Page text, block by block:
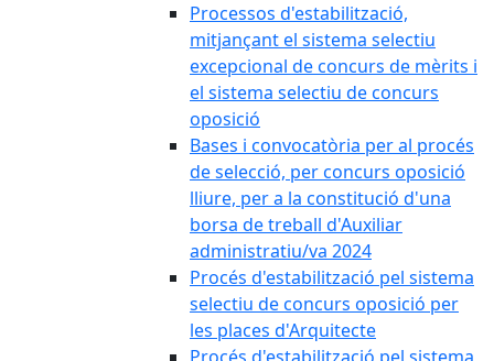
Processos d'estabilització,
mitjançant el sistema selectiu
excepcional de concurs de mèrits i
el sistema selectiu de concurs
oposició
Bases i convocatòria per al procés
de selecció, per concurs oposició
lliure, per a la constitució d'una
borsa de treball d'Auxiliar
administratiu/va 2024
Procés d'estabilització pel sistema
selectiu de concurs oposició per
les places d'Arquitecte